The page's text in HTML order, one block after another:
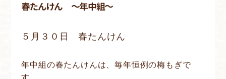
春たんけん ～年中組～
５月３０日 春たんけん
年中組の春たんけんは、毎年恒例の梅もぎで
す。